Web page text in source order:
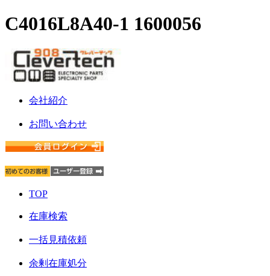
C4016L8A40-1 1600056
会社紹介
お問い合わせ
TOP
在庫検索
一括見積依頼
余剰在庫処分